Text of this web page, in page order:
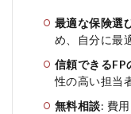
最適な保険選
め、自分に最
信頼できるFP
性の高い担当
無料相談: 費